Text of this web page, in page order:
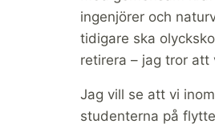
ingenjörer och
tidigare ska
retirera – jag tror att
Jag vill se att vi
studenterna på